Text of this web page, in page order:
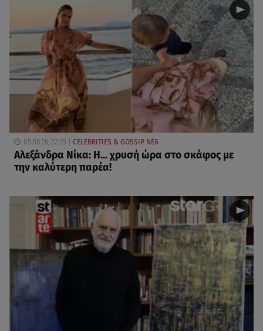
05.08.26, 22:35 CELEBRITIES & GOSSIP ΝΕΑ
Αλεξάνδρα Νίκα: Η... χρυσή ώρα στο σκάφος με
την καλύτερη παρέα!